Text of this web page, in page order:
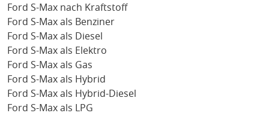
Ford S-Max nach Kraftstoff
Ford S-Max als Benziner
Ford S-Max als Diesel
Ford S-Max als Elektro
Ford S-Max als Gas
Ford S-Max als Hybrid
Ford S-Max als Hybrid-Diesel
Ford S-Max als LPG